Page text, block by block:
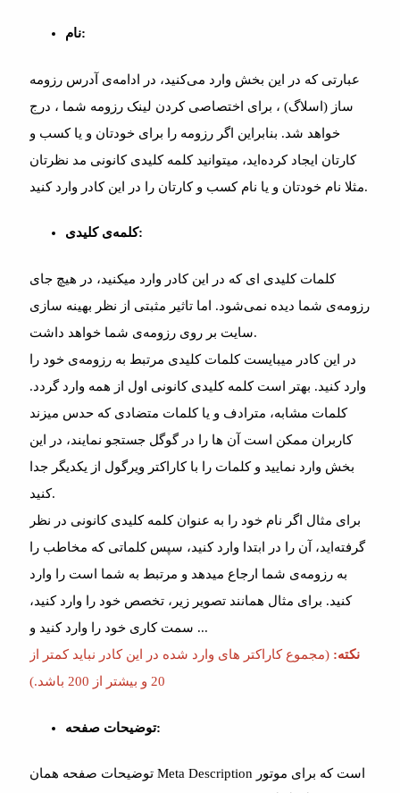
نام:
عبارتی که در این بخش وارد می‌کنید، در ادامه‌ی آدرس رزومه
ساز (اسلاگ) ، برای اختصاصی کردن لینک رزومه شما ، درج
خواهد شد. بنابراین اگر رزومه را برای خودتان و یا کسب و
کارتان ایجاد کرده‌اید، میتوانید کلمه کلیدی کانونی مد نظرتان
مثلا نام خودتان و یا نام کسب و کارتان را در این کادر وارد کنید.
کلمه‌ی کلیدی:
کلمات کلیدی ای که در این کادر وارد میکنید، در هیچ جای
رزومه‌ی شما دیده نمی‌شود. اما تاثیر مثبتی از نظر بهینه سازی
سایت بر روی رزومه‌ی شما خواهد داشت.
در این کادر میبایست کلمات کلیدی مرتبط به رزومه‌ی خود را
وارد کنید. بهتر است کلمه کلیدی کانونی اول از همه وارد گردد.
کلمات مشابه، مترادف و یا کلمات متضادی که حدس میزند
کاربران ممکن است آن ها را در گوگل جستجو نمایند، در این
بخش وارد نمایید و کلمات را با کاراکتر ویرگول از یکدیگر جدا
کنید.
برای مثال اگر نام خود را به عنوان کلمه کلیدی کانونی در نظر
گرفته‌اید، آن را در ابتدا وارد کنید، سپس کلماتی که مخاطب را
به رزومه‌ی شما ارجاع میدهد و مرتبط به شما است را وارد
کنید. برای مثال همانند تصویر زیر، تخصص خود را وارد کنید،
سمت کاری خود را وارد کنید و ...
نکته: (مجموع کاراکتر های وارد شده در این کادر نباید کمتر از
20 و بیشتر از 200 باشد.)
توضیحات صفحه:
توضیحات صفحه همان Meta Description است که برای موتور